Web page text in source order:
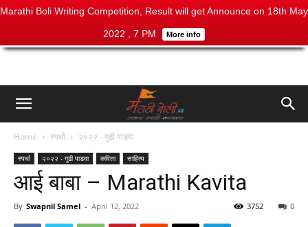
Marathi Boli Writing Competition, Result will get Announce on 18th May
2022 , 7 PM More info
Home स्पर्धा २०२२ - गुढी पाडवा
स्पर्धा २०२२ - गुढी पाडवा कविता साहित्य
आई बाबा – Marathi Kavita
By Swapnil Samel - April 12, 2022 0
3752